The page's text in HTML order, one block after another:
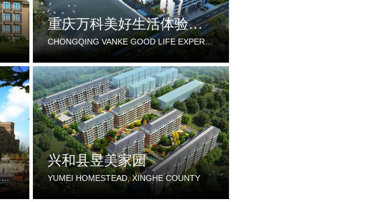
重庆万科美好生活体验中心
CHONGQING VANKE GOOD LIFE EXPERIENCE CENTER
ENSHI · SENIOR CITIZEN COURTYARD APARTMENT
兴和县昱美家园
YUMEI HOMESTEAD, XINGHE COUNTY